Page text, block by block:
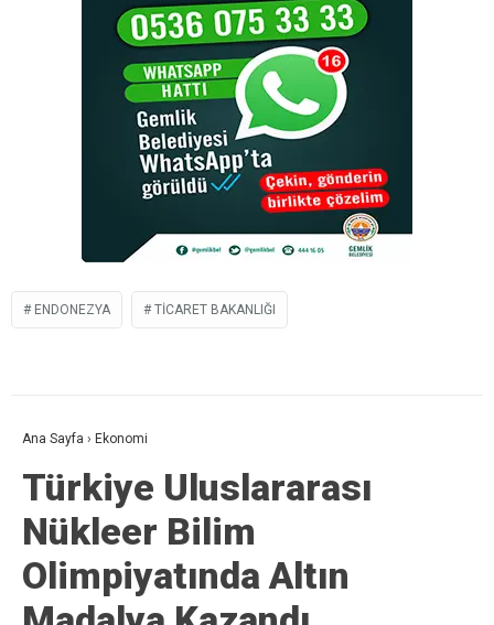
ENDONEZYA TICARET BAKANLIĞI
Ana Sayfa › Ekonomi
Türkiye Uluslararası
Nükleer Bilim
Olimpiyatında Altın